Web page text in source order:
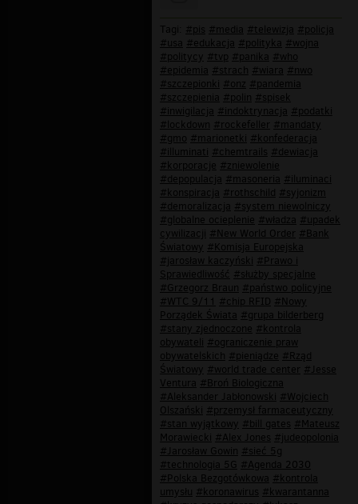
Tagi: #pis #media #telewizja #policja
#usa #edukacja #polityka #wojna
#politycy #tvp #panika #who
#epidemia #strach #wiara #nwo
#szczepionki #onz #pandemia
#szczepienia #polin #spisek
#inwigilacja #indoktrynacja #podatki
#lockdown #rockefeller #mandaty
#gmo #marionetki #konfederacja
#illuminati #chemtrails #dewiacja
#korporacje #zniewolenie
#depopulacja #masoneria #iluminaci
#konspiracja #rothschild #syjonizm
#demoralizacja #system niewolniczy
#globalne ocieplenie #władza #upadek
cywilizacji #New World Order #Bank
Światowy #Komisja Europejska
#jarosław kaczyński #Prawo i
Sprawiedliwość #służby specjalne
#Grzegorz Braun #państwo policyjne
#WTC 9/11 #chip RFID #Nowy
Porządek Świata #grupa bilderberg
#stany zjednoczone #kontrola
obywateli #ograniczenie praw
obywatelskich #pieniądze #Rząd
Światowy #world trade center #Jesse
Ventura #Broń Biologiczna
#Aleksander Jabłonowski #Wojciech
Olszański #przemysł farmaceutyczny
#stan wyjątkowy #bill gates #Mateusz
Morawiecki #Alex Jones #judeopolonia
#Jarosław Gowin #sieć 5g
#technologia 5G #Agenda 2030
#Polska Bezgotówkowa #kontrola
umysłu #koronawirus #kwarantanna